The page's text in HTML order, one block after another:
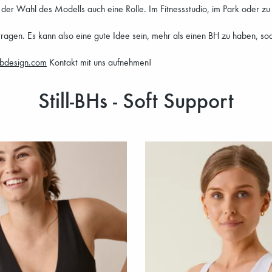
Wahl des Modells auch eine Rolle. Im Fitnessstudio, im Park oder
Es kann also eine gute Idee sein, mehr als einen BH zu haben,
Kontakt mit uns aufnehmen!
Still-BHs - Soft Support